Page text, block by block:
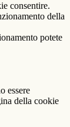
consentire.
della
potete
essere
della cookie